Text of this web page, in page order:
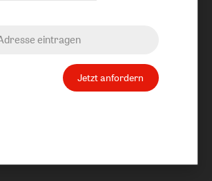
Jetzt anfordern